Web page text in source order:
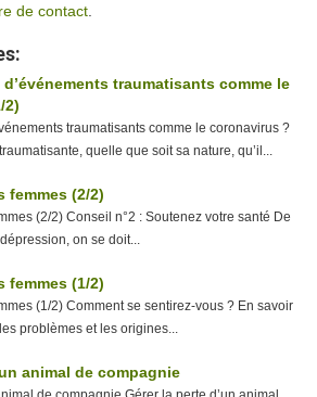
de contact
traumatisants comme le
2)
traumatisants comme le coronavirus ?
quelle que soit sa nature, qu’il...
femmes (2/2)
(2/2) Conseil n°2 : Soutenez votre santé De
on se doit...
femmes (1/2)
(1/2) Comment se sentirez-vous ? En savoir
problèmes et les origines...
animal de compagnie